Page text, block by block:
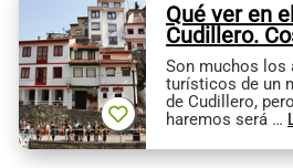
Qué ver en
Cudillero.
Son muchos los
turísticos de un
de Cudillero,
haremos será …